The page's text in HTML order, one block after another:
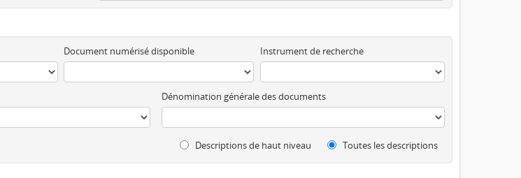
Document numérisé disponible Instrument de recherche
Dénomination générale des documents
Descriptions de haut niveau Toutes les descriptions